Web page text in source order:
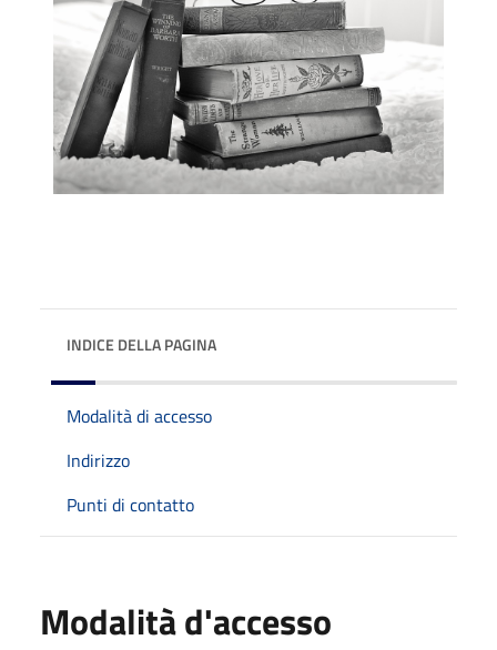
INDICE DELLA PAGINA
Modalità di accesso
Indirizzo
Punti di contatto
Modalità d'accesso